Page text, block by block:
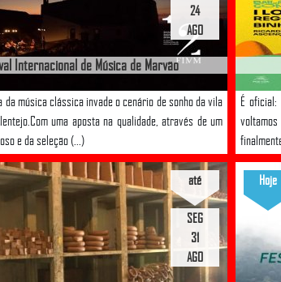
Internacional de Música de Marvão
da música clássica invade o cenário de sonho da vila
uma aposta na qualidade, através de um
e da seleção (...)
24
AGO
É
até
SEG
31
AGO
Hoje